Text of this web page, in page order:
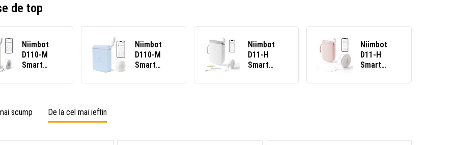
de top
Niimbot
D110-M
Smart
aparat de
rolă de
etichete
Niimbot
D110-M
Smart
aparat de
Niimbot
D11-H
Smart
aparat de
Niimbot
D11-H
Smart
aparat de
scump De la cel mai ieftin